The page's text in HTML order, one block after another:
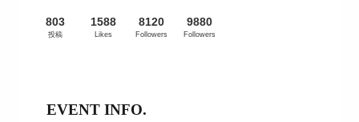
803
投稿
1588
Likes
8120
Followers
9880
Followers
EVENT INFO.